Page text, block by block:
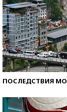
ПОСЛЕДСТВИЯ